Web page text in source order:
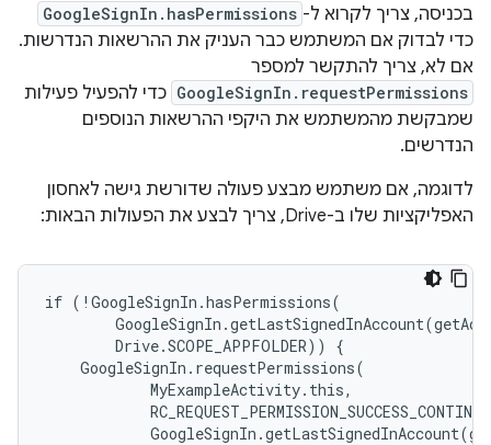
בכניסה, צריך לקרוא ל- GoogleSignIn.hasPermissions
כדי לבדוק אם המשתמש כבר העניק את ההרשאות הנדרשות.
אם לא, צריך להתקשר למספר
GoogleSignIn.requestPermissions כדי להפעיל פעילות
שמבקשת מהמשתמש את היקפי ההרשאות הנוספים
הנדרשים.
לדוגמה, אם משתמש מבצע פעולה שדורשת גישה לאחסון
האפליקציות שלו ב-Drive, צריך לבצע את הפעולות הבאות:
if (!GoogleSignIn.hasPermissions(
        Drive.SCOPE_APPFOLDER)) {
    GoogleSignIn.requestPermissions(
            MyExampleActivity.this,